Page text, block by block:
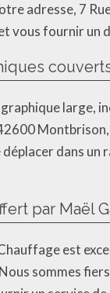
adresse, 7
vous fournir un
large,
dans
par Maël
est
sommes